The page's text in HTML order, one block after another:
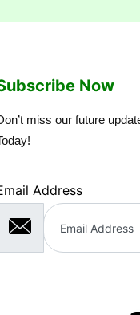
Now
miss our future
Address